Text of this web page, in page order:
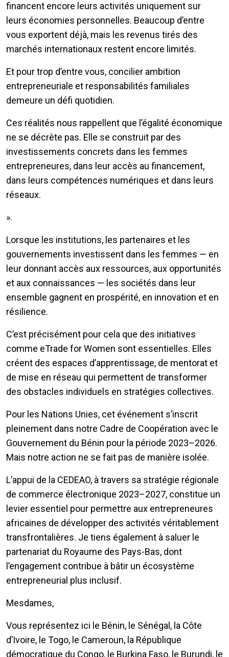
financent encore leurs activités uniquement sur
leurs économies personnelles. Beaucoup d’entre
vous exportent déjà, mais les revenus tirés des
marchés internationaux restent encore limités.
Et pour trop d’entre vous, concilier ambition
entrepreneuriale et responsabilités familiales
demeure un défi quotidien.
Ces réalités nous rappellent que l’égalité économique
ne se décrète pas. Elle se construit par des
investissements concrets dans les femmes
entrepreneures, dans leur accès au financement,
dans leurs compétences numériques et dans leurs
réseaux.
».
Lorsque les institutions, les partenaires et les
gouvernements investissent dans les femmes — en
leur donnant accès aux ressources, aux opportunités
et aux connaissances — les sociétés dans leur
ensemble gagnent en prospérité, en innovation et en
résilience.
C’est précisément pour cela que des initiatives
comme eTrade for Women sont essentielles. Elles
créent des espaces d’apprentissage, de mentorat et
de mise en réseau qui permettent de transformer
des obstacles individuels en stratégies collectives.
Pour les Nations Unies, cet événement s’inscrit
pleinement dans notre Cadre de Coopération avec le
Gouvernement du Bénin pour la période 2023–2026.
Mais notre action ne se fait pas de manière isolée.
L’appui de la CEDEAO, à travers sa stratégie régionale
de commerce électronique 2023–2027, constitue un
levier essentiel pour permettre aux entrepreneures
africaines de développer des activités véritablement
transfrontalières. Je tiens également à saluer le
partenariat du Royaume des Pays-Bas, dont
l’engagement contribue à bâtir un écosystème
entrepreneurial plus inclusif.
Mesdames,
Vous représentez ici le Bénin, le Sénégal, la Côte
d’Ivoire, le Togo, le Cameroun, la République
démocratique du Congo, le Burkina Faso, le Burundi, le